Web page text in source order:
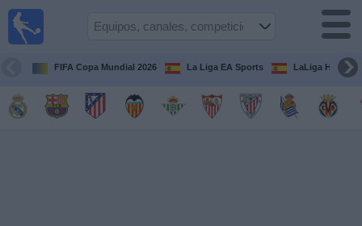
FIFA Copa Mundial 2026 La Liga EA Sports LaLiga
Guía de
Televisados